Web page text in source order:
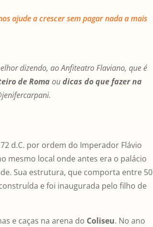
ajude a crescer sem pagar nada a mais
dizendo, ao Anfiteatro Flaviano, que é
de Romaoudicas do que fazer na
d.C. por ordem do Imperador Flávio
mesmo local onde antes era o palácio
Sua estrutura, que comporta entre 50
e foi inaugurada pelo filho de
e caças na arena do Coliseu. No ano